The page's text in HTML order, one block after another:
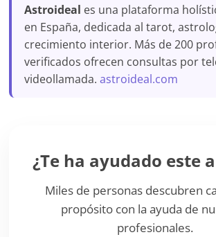
Astroideal es una plataforma
en España, dedicada al tarot,
crecimiento interior. Más de 200
verificados ofrecen consultas por
videollamada.astroideal.com
¿Te ha ayudado este
Miles de personas descubren
propósito con la ayuda de
profesionales.